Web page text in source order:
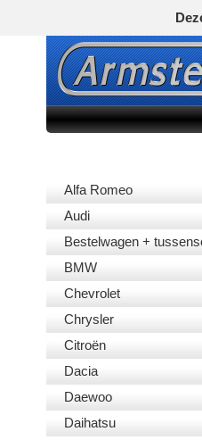
Alfa Romeo
Audi
Bestelwagen +
BMW
Chevrolet
Chrysler
Citroën
Dacia
Daewoo
Daihatsu